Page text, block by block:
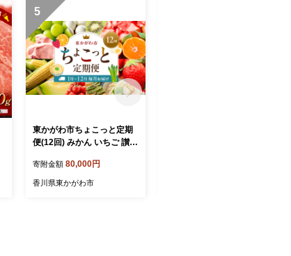
5
東かがわ市ちょこっと定期
便(12回) みかん いちご 讃岐
ロン コーン 豚肉 シャイン
マスカット 卵 キウイ 黒毛
寄附金額 80,000円
香川県東かがわ市